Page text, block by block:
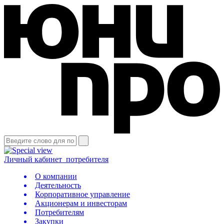
Личный кабинет потребителя
О компании
Деятельность
Корпоративное управление
Акционерам и инвесторам
Потребителям
Закупки